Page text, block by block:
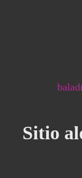
Sitio